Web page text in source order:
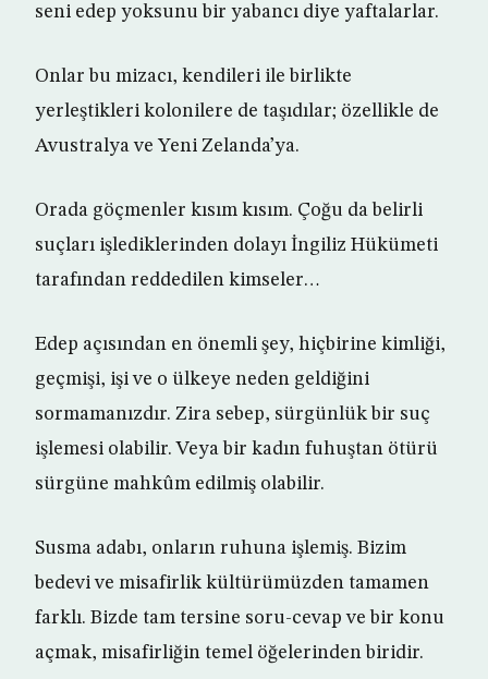
seni edep yoksunu bir yabancı diye yaftalarlar.
Onlar bu mizacı, kendileri ile birlikte
yerleştikleri kolonilere de taşıdılar; özellikle de
Avustralya ve Yeni Zelanda’ya.
Orada göçmenler kısım kısım. Çoğu da belirli
suçları işlediklerinden dolayı İngiliz Hükümeti
tarafından reddedilen kimseler…
Edep açısından en önemli şey, hiçbirine kimliği,
geçmişi, işi ve o ülkeye neden geldiğini
sormamanızdır. Zira sebep, sürgünlük bir suç
işlemesi olabilir. Veya bir kadın fuhuştan ötürü
sürgüne mahkûm edilmiş olabilir.
Susma adabı, onların ruhuna işlemiş. Bizim
bedevi ve misafirlik kültürümüzden tamamen
farklı. Bizde tam tersine soru-cevap ve bir konu
açmak, misafirliğin temel öğelerinden biridir.